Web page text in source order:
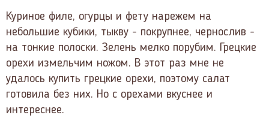
Куриное филе, огурцы и фету нарежем на
небольшие кубики, тыкву - покрупнее, чернослив -
на тонкие полоски. Зелень мелко порубим. Грецкие
орехи измельчим ножом. В этот раз мне не
удалось купить грецкие орехи, поэтому салат
готовила без них. Но с орехами вкуснее и
интереснее.